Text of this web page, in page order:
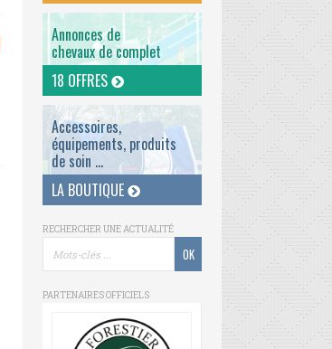
Annonces de
chevaux de complet
18 OFFRES
Accessoires,
équipements, produits
de soin ...
LA BOUTIQUE
RECHERCHER UNE ACTUALITÉ
PARTENAIRES OFFICIELS